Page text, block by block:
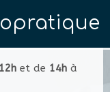
12h et de 14h à